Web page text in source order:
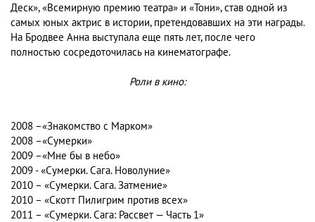
Деск», «Всемирную премию театра» и «Тони», став одной из
самых юных актрис в истории, претендовавших на эти награды.
На Бродвее Анна выступала еще пять лет, после чего
полностью сосредоточилась на кинематографе.
Роли в кино:
2008 –«Знакомство с Марком»
2008 –«Сумерки»
2009 –«Мне бы в небо»
2009 - «Сумерки. Сага. Новолуние»
2010 – «Сумерки. Сага. Затмение»
2010 – «Скотт Пилигрим против всех»
2011 – «Сумерки. Сага: Рассвет — Часть 1»